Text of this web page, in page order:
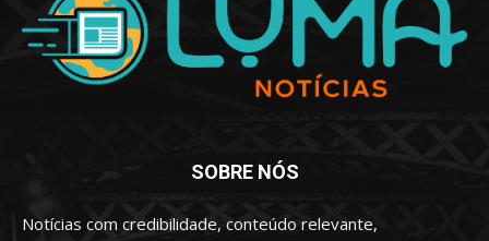
SOBRE NÓS
Notícias com credibilidade, conteúdo relevante,